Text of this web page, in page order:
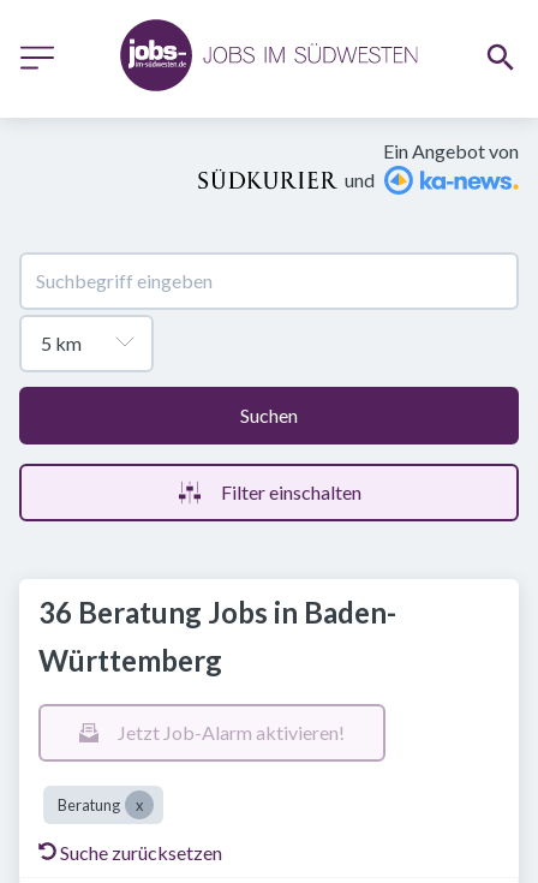
Ein Angebot von
und
Suchen
Filter einschalten
36 Beratung Jobs in Baden-
Württemberg
Jetzt Job-Alarm aktivieren!
Beratung
Suche zurücksetzen